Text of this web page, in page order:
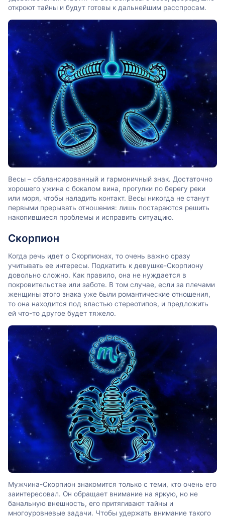
откроют тайны и будут готовы к дальнейшим расспросам.
Весы – сбалансированный и гармоничный знак. Достаточно
хорошего ужина с бокалом вина, прогулки по берегу реки
или моря, чтобы наладить контакт. Весы никогда не станут
первыми прерывать отношения: лишь постараются решить
накопившиеся проблемы и исправить ситуацию.
Скорпион
Когда речь идет о Скорпионах, то очень важно сразу
учитывать ее интересы. Подкатить к девушке-Скорпиону
довольно сложно. Как правило, она не нуждается в
покровительстве или заботе. В том случае, если за плечами
женщины этого знака уже были романтические отношения,
то она находится под властью стереотипов, и предложить
ей что-то другое будет тяжело.
Мужчина-Скорпион знакомится только с теми, кто очень его
заинтересовал. Он обращает внимание на яркую, но не
банальную внешность, его притягивают тайны и
многоуровневые задачи. Чтобы удержать внимание такого